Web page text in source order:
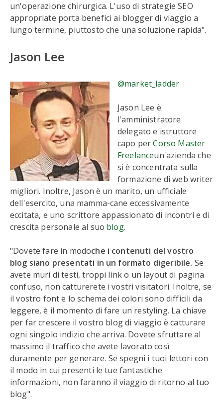
un'operazione chirurgica. L'uso di strategie SEO
appropriate porta benefici ai blogger di viaggio a
lungo termine, piuttosto che una soluzione rapida".
Jason Lee
@market_ladder
Jason Lee è
l'amministratore
delegato e istruttore
capo perCorso Master
Freelanceun'azienda che
si è concentrata sulla
formazione di web writer
migliori. Inoltre, Jason è un marito, un ufficiale
dell'esercito, una mamma-cane eccessivamente
eccitata, e uno scrittore appassionato di incontri e di
crescita personale al suo blog.
"Dovete fare in modoche i contenuti del vostro
blog siano presentati in un formato digeribile. Se
avete muri di testi, troppi link o un layout di pagina
confuso, non catturerete i vostri visitatori. Inoltre, se
il vostro font e lo schema dei colori sono difficili da
leggere, è il momento di fare un restyling. La chiave
per far crescere il vostro blog di viaggio è catturare
ogni singolo indizio che arriva. Dovete sfruttare al
massimo il traffico che avete lavorato così
duramente per generare. Se spegni i tuoi lettori con
il modo in cui presenti le tue fantastiche
informazioni, non faranno il viaggio di ritorno al tuo
blog".